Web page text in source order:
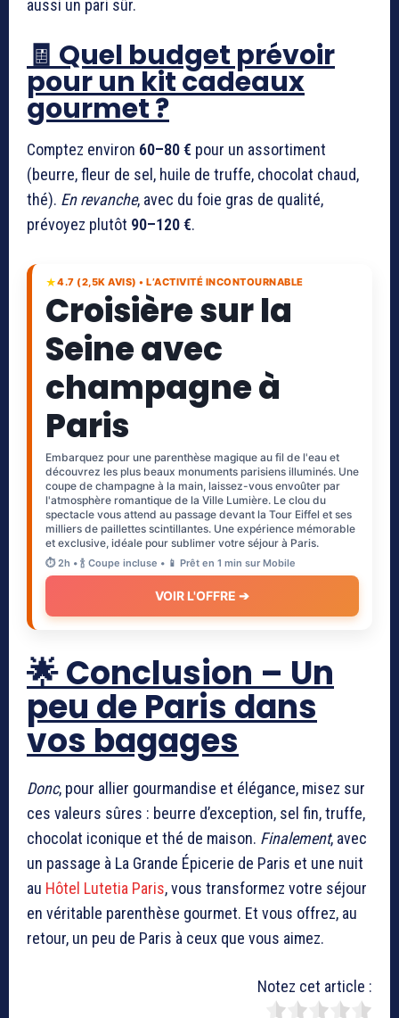
aussi un pari sûr.
🧾 Quel budget prévoir
pour un kit cadeaux
gourmet ?
Comptez environ 60–80 € pour un assortiment
(beurre, fleur de sel, huile de truffe, chocolat chaud,
thé). En revanche, avec du foie gras de qualité,
prévoyez plutôt 90–120 €.
★4.7 (2,5K AVIS) • L’ACTIVITÉ INCONTOURNABLE
Croisière sur la
Seine avec
champagne à
Paris
Embarquez pour une parenthèse magique au fil de l'eau et
découvrez les plus beaux monuments parisiens illuminés. Une
coupe de champagne à la main, laissez-vous envoûter par
l'atmosphère romantique de la Ville Lumière. Le clou du
spectacle vous attend au passage devant la Tour Eiffel et ses
milliers de paillettes scintillantes. Une expérience mémorable
et exclusive, idéale pour sublimer votre séjour à Paris.
⏱️ 2h • 🍾 Coupe incluse • 📱 Prêt en 1 min sur Mobile
VOIR L'OFFRE ➔
🌟 Conclusion – Un
peu de Paris dans
vos bagages
Donc, pour allier gourmandise et élégance, misez sur
ces valeurs sûres : beurre d’exception, sel fin, truffe,
chocolat iconique et thé de maison. Finalement, avec
un passage à La Grande Épicerie de Paris et une nuit
au Hôtel Lutetia Paris, vous transformez votre séjour
en véritable parenthèse gourmet. Et vous offrez, au
retour, un peu de Paris à ceux que vous aimez.
Notez cet article :